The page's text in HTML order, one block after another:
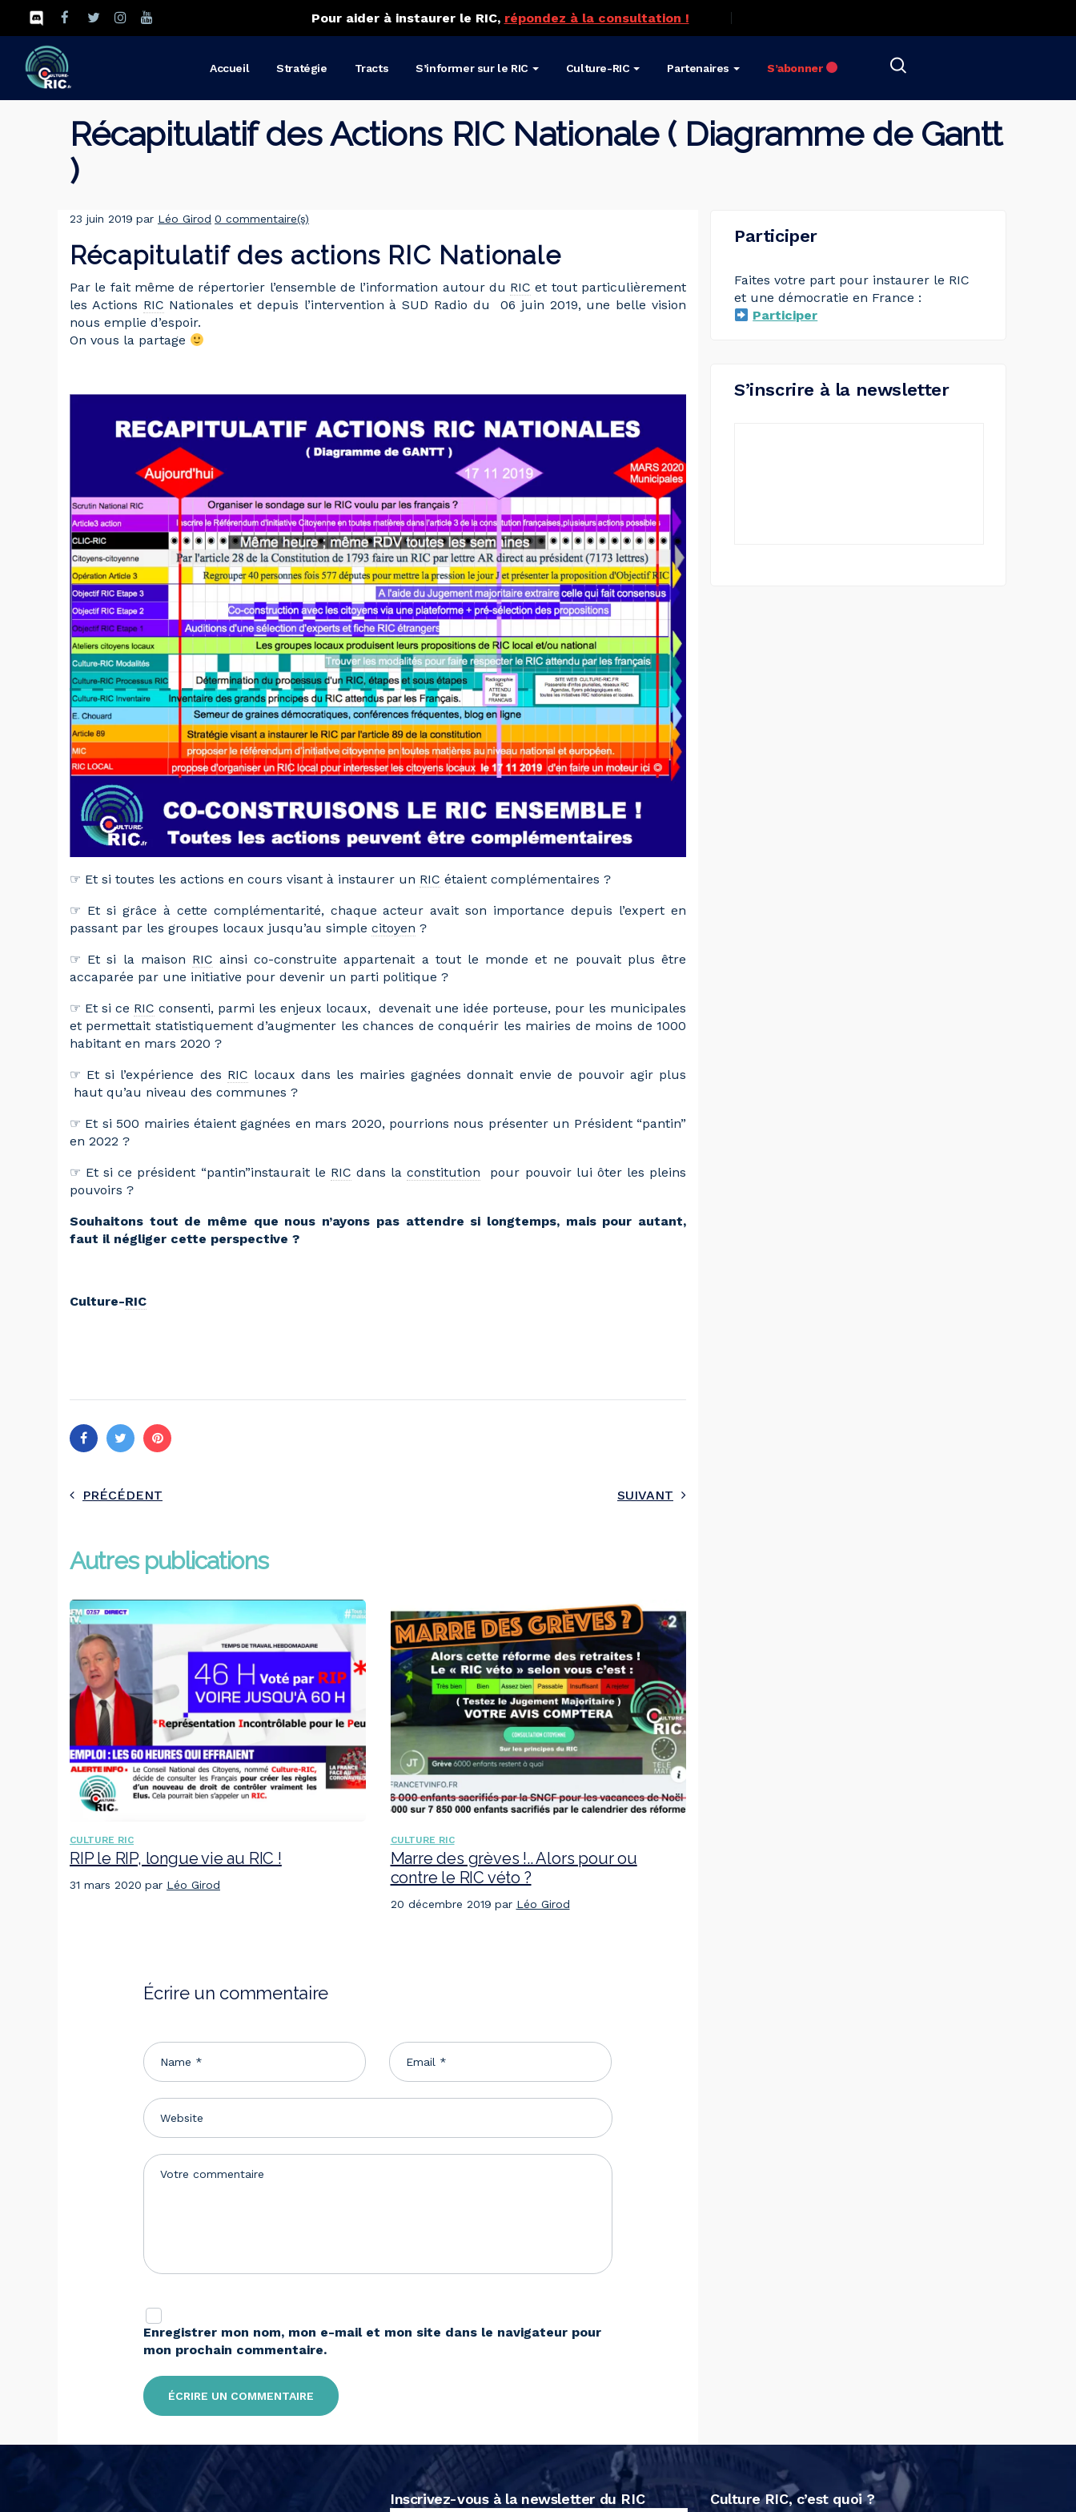
Pour aider à instaurer le RIC, répondez à la consultation !
Accueil Stratégie Tracts S’informer sur le RIC Culture-RIC Partenaires S’abonner
Récapitulatif des Actions RIC Nationale ( Diagramme de Gantt
)
23 juin 2019 par Léo Girod 0 commentaire(s)
Récapitulatif des actions RIC Nationale
Par le fait même de répertorier l’ensemble de l’information autour du RIC et tout particulièrement
les Actions RIC Nationales et depuis l’intervention à SUD Radio du 06 juin 2019, une belle vision
nous emplie d’espoir.
On vous la partage
☞ Et si toutes les actions en cours visant à instaurer un RIC étaient complémentaires ?
☞ Et si grâce à cette complémentarité, chaque acteur avait son importance depuis l’expert en
passant par les groupes locaux jusqu’au simple citoyen ?
☞ Et si la maison RIC ainsi co-construite appartenait a tout le monde et ne pouvait plus être
accaparée par une initiative pour devenir un parti politique ?
☞ Et si ce RIC consenti, parmi les enjeux locaux, devenait une idée porteuse, pour les municipales
et permettait statistiquement d’augmenter les chances de conquérir les mairies de moins de 1000
habitant en mars 2020 ?
☞ Et si l’expérience des RIC locaux dans les mairies gagnées donnait envie de pouvoir agir plus
haut qu’au niveau des communes ?
☞ Et si 500 mairies étaient gagnées en mars 2020, pourrions nous présenter un Président “pantin”
en 2022 ?
☞ Et si ce président “pantin”instaurait le RIC dans laconstitution pour pouvoir lui ôter les pleins
pouvoirs ?
Souhaitons tout de même que nous n’ayons pas attendre si longtemps, mais pour autant,
faut il négliger cette perspective ?
Culture-RIC
PRÉCÉDENT SUIVANT
Autres publications
CULTURE RIC
RIP le RIP, longue vie au RIC !
31 mars 2020 par Léo Girod
CULTURE RIC
Marre des grèves !.. Alors pour ou
contre le RIC véto ?
20 décembre 2019 par Léo Girod
Écrire un commentaire
Enregistrer mon nom, mon e-mail et mon site dans le navigateur pour
mon prochain commentaire.
Alternative:
Participer
Faites votre part pour instaurer le RIC
et une démocratie en France :
Participer
S’inscrire à la newsletter
Inscrivez-vous à la newsletter du RIC Culture RIC, c’est quoi ?